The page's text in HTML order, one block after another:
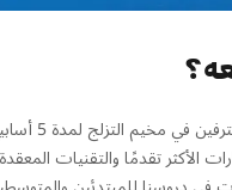
استعد للتزلج
الأكثر تقدمًا والتقنيات